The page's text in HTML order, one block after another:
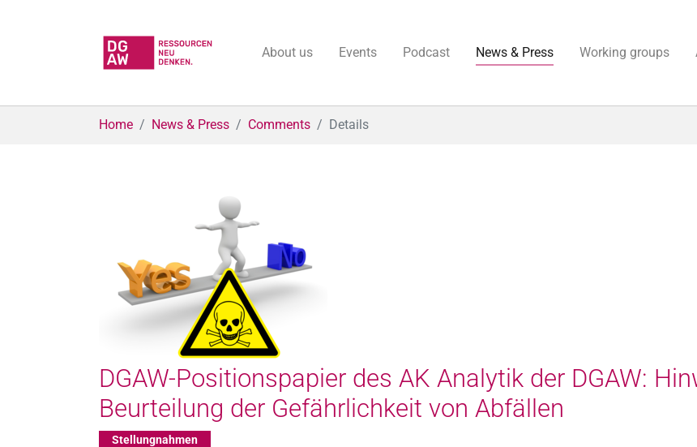
About us Events Podcast News & Press Working groups
Home News & Press Comments Details
DGAW-Positionspapier des AK Analytik der DGAW:
Beurteilung der Gefährlichkeit von Abfällen
Stellungnahmen